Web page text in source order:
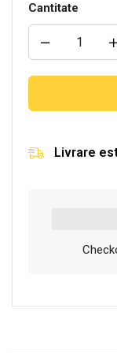
Cantitate
Livrare